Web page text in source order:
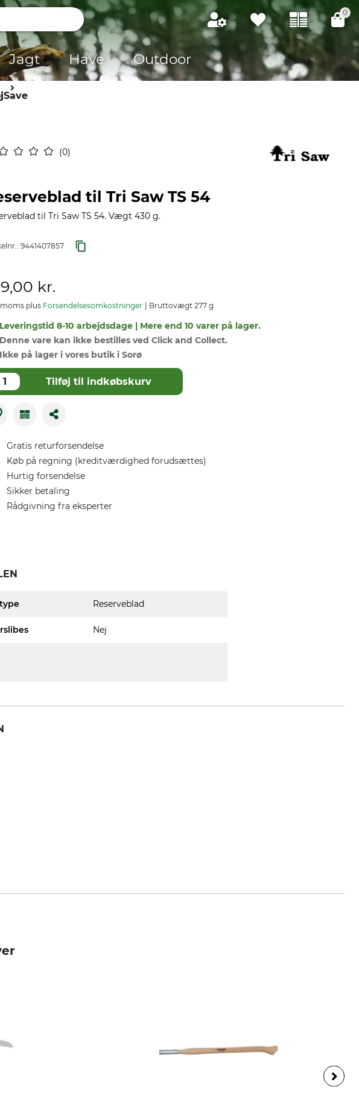
0
Jagt Have Outdoor
Save
0
til Tri Saw TS 54
til Tri Saw TS 54. Vægt 430 g.
9441407857
kr.
plus Forsendelsesomkostninger Bruttovægt 277 g
Leveringstid 8-10 arbejdsdage | Mere end 10 varer på lager.
Denne vare kan ikke bestilles ved Click and Collect.
Ikke på lager i vores butik i Sorø
Tilføj til indkøbskurv
Gratis returforsendelse
Køb på regning (kreditværdighed forudsættes)
Hurtig forsendelse
Sikker betaling
Rådgivning fra eksperter
Reserveblad
Nej